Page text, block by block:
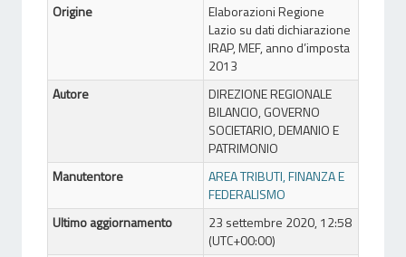
Origine
Elaborazioni Regione
Lazio su dati dichiarazione
IRAP, MEF, anno d’imposta
2013
Autore
DIREZIONE REGIONALE
BILANCIO, GOVERNO
SOCIETARIO, DEMANIO E
PATRIMONIO
Manutentore
AREA TRIBUTI, FINANZA E
FEDERALISMO
Ultimo aggiornamento
23 settembre 2020, 12:58
(UTC+00:00)